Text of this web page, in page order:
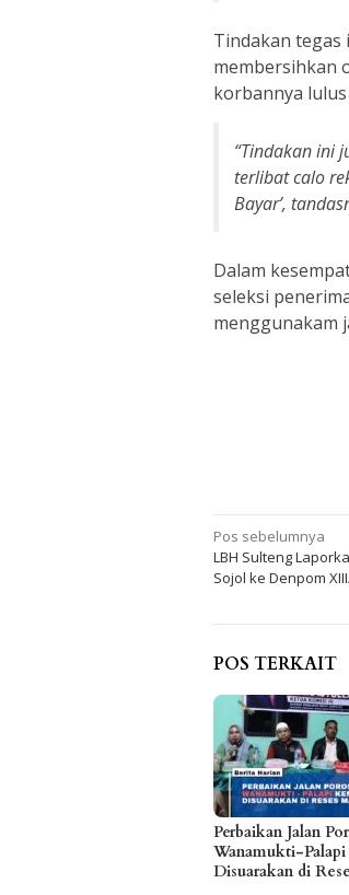
Tindakan tegas
membersihkan
korbannya
“Tindakan ini
terlibat calo
Bayar’,
Dalam
seleksi
menggunakam
Navigasi
pos
Pos sebelumnya
LBH Sulteng
Sojol ke Denpom
POS TERKAIT
Perbaikan Jalan
Wanamukti-
Disuarakan di